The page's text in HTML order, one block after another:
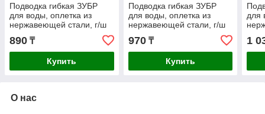
Подводка гибкая ЗУБР
для воды, оплетка из
нержавеющей стали, г/ш
030)
890 ₸
Купить
Подводка гибкая ЗУБР
для воды, оплетка из
нержавеющей стали, г/ш
040)
970₸
Купить
для
050)
1
О нас